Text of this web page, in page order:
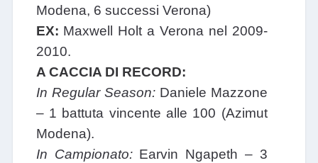
Modena, 6 successi Verona)
EX: Maxwell Holt a Verona nel 2009-
2010.
A CACCIA DI RECORD:
In Regular Season: Daniele Mazzone
– 1 battuta vincente alle 100 (Azimut
Modena).
In Campionato: Earvin Ngapeth – 3